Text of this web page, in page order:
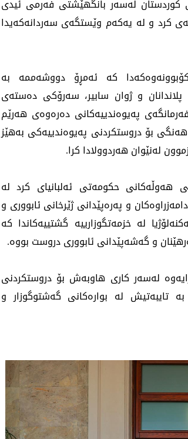
كوردستان له‌سه‌ر بانگهێشتی فه‌رمی ئیدی
كرد و له‌ یه‌كه‌م وێستگه‌ی سه‌ردانه‌كه‌یدا
كه‌ ئه‌مڕۆ دووشه‌ممه‌ به‌
و ژوان سابیر، سه‌رۆكی ده‌سته‌ی
په‌یوه‌ندییه‌كانی ده‌ره‌وه‌ی هه‌رێم
بۆ دروستكردنی په‌یوه‌ندییه‌كی به‌هێز
له‌نێوان هه‌ردوولادا كرا.
هه‌وڵه‌كانی حكومه‌تی ئه‌لبانیای كرد له‌
و په‌ره‌پێدانی ژێرخانی ئابووری و
له‌ خزمه‌تگوزارییه‌ گشتییه‌كاندا كه‌
و گه‌شه‌پێدانی ئابووری دروست بووه‌.
له‌سه‌ر كاری هاوبه‌ش بۆ دروستكردنی
تایبه‌تیش له‌ بواره‌كانی گه‌شتوگوزار و